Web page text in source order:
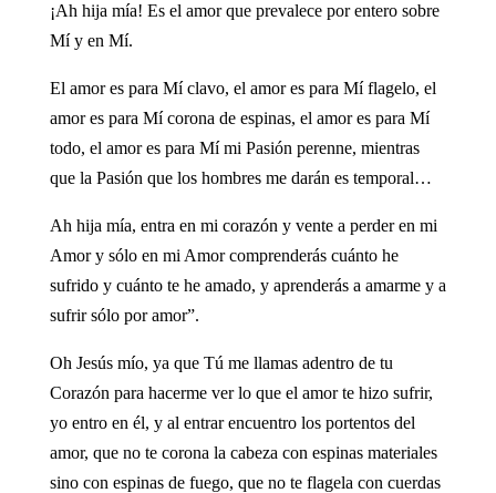
¡Ah hija mía! Es el amor que prevalece por entero sobre
Mí y en Mí.
El amor es para Mí clavo, el amor es para Mí flagelo, el
amor es para Mí corona de espinas, el amor es para Mí
todo, el amor es para Mí mi Pasión perenne, mientras
que la Pasión que los hombres me darán es temporal…
Ah hija mía, entra en mi corazón y vente a perder en mi
Amor y sólo en mi Amor comprenderás cuánto he
sufrido y cuánto te he amado, y aprenderás a amarme y a
sufrir sólo por amor”.
Oh Jesús mío, ya que Tú me llamas adentro de tu
Corazón para hacerme ver lo que el amor te hizo sufrir,
yo entro en él, y al entrar encuentro los portentos del
amor, que no te corona la cabeza con espinas materiales
sino con espinas de fuego, que no te flagela con cuerdas